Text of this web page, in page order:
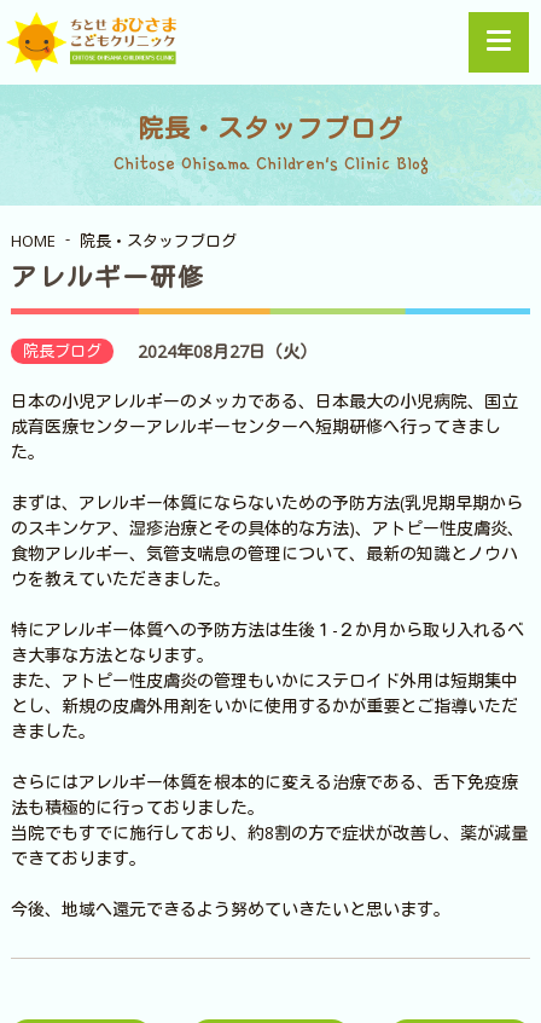
院長・スタッフブログ
Chitose Ohisama Children's Clinic Blog
HOME 院長・スタッフブログ
アレルギー研修
院長ブログ 2024年08月27日（火）
日本の小児アレルギーのメッカである、日本最大の小児病院、国立
成育医療センターアレルギーセンターへ短期研修へ行ってきまし
た。
まずは、アレルギー体質にならないための予防方法(乳児期早期から
のスキンケア、湿疹治療とその具体的な方法)、アトピー性皮膚炎、
食物アレルギー、気管支喘息の管理について、最新の知識とノウハ
ウを教えていただきました。
特にアレルギー体質への予防方法は生後１-２か月から取り入れるべ
き大事な方法となります。
また、アトピー性皮膚炎の管理もいかにステロイド外用は短期集中
とし、新規の皮膚外用剤をいかに使用するかが重要とご指導いただ
きました。
さらにはアレルギー体質を根本的に変える治療である、舌下免疫療
法も積極的に行っておりました。
当院でもすでに施行しており、約8割の方で症状が改善し、薬が減量
できております。
今後、地域へ還元できるよう努めていきたいと思います。